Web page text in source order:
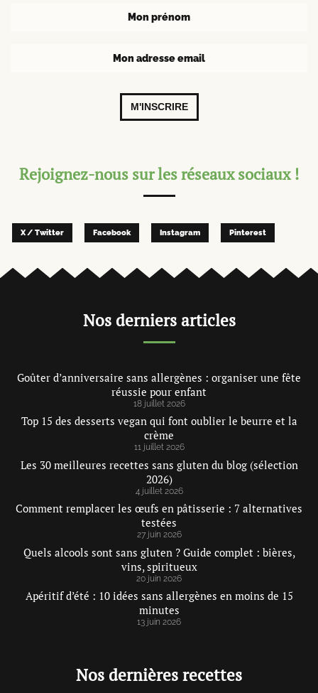
M'INSCRIRE
Rejoignez-nous sur les réseaux sociaux !
X / Twitter Facebook Instagram Pinterest
Nos derniers articles
Goûter d’anniversaire sans allergènes : organiser une fête
réussie pour enfant
18 juillet 2026
Top 15 des desserts vegan qui font oublier le beurre et la
crème
11 juillet 2026
Les 30 meilleures recettes sans gluten du blog (sélection
2026)
4 juillet 2026
Comment remplacer les œufs en pâtisserie : 7 alternatives
testées
27 juin 2026
Quels alcools sont sans gluten ? Guide complet : bières,
vins, spiritueux
20 juin 2026
Apéritif d’été : 10 idées sans allergènes en moins de 15
minutes
13 juin 2026
Nos dernières recettes